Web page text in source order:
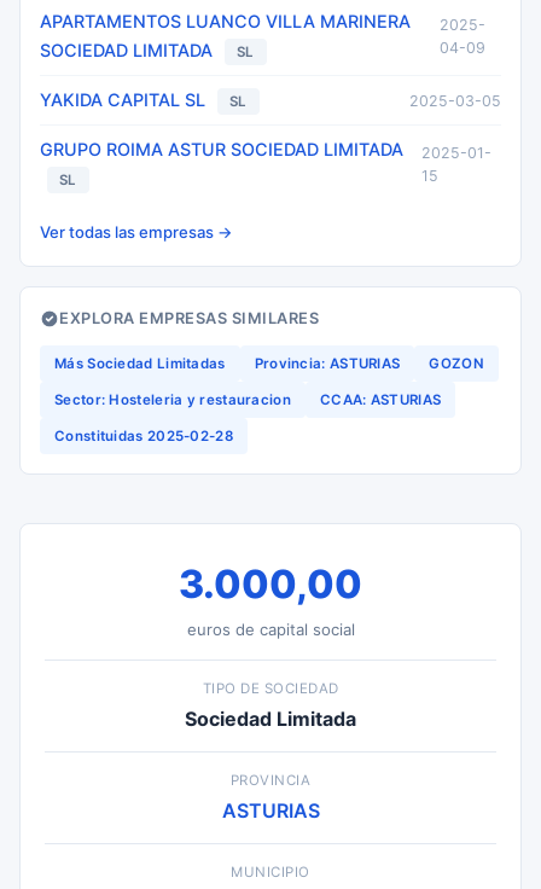
APARTAMENTOS LUANCO VILLA MARINERA
SOCIEDAD LIMITADA
SL
2025-
04-09
YAKIDA CAPITAL SL SL 2025-03-05
GRUPO ROIMA ASTUR SOCIEDAD LIMITADA
SL
2025-01-
15
Ver todas las empresas →
EXPLORA EMPRESAS SIMILARES
Más Sociedad Limitadas Provincia: ASTURIAS GOZON
Sector: Hosteleria y restauracion CCAA: ASTURIAS
Constituidas 2025-02-28
3.000,00
euros de capital social
TIPO DE SOCIEDAD
Sociedad Limitada
PROVINCIA
ASTURIAS
MUNICIPIO